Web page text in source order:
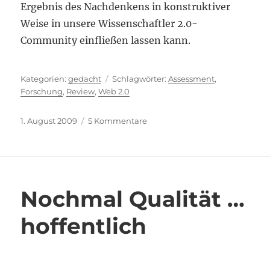
Ergebnis des Nachdenkens in konstruktiver
Weise in unsere Wissenschaftler 2.0-
Community einfließen lassen kann.
Kategorien
gedacht Schlagwörter
Assessment,
Forschung, Review,Web 2.0
Veröffentlicht
1. August 2009 5 Kommentarezu
Nochmal Qualität …
hoffentlich